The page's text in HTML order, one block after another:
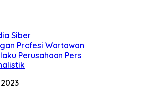
Siber
Profesi Wartawan
Perusahaan Pers